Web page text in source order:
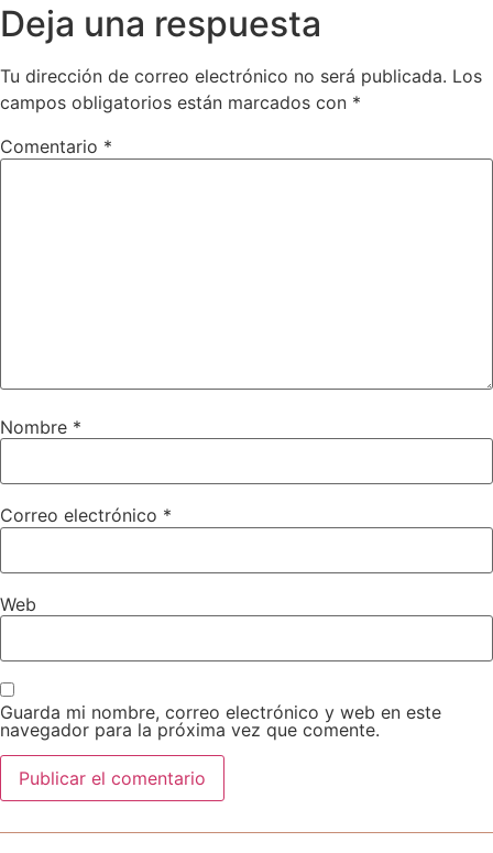
Deja una respuesta
Tu dirección de correo electrónico no será publicada. Los
campos obligatorios están marcados con *
Comentario *
Nombre *
Correo electrónico *
Web
Guarda mi nombre, correo electrónico y web en este
navegador para la próxima vez que comente.